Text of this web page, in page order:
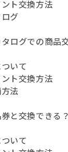
ト交換方法
グ
ログでの商品
いて
ト交換方法
法
と交換できる？
いて